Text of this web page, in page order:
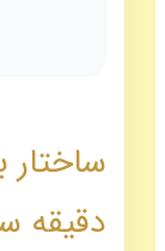
دقیقه